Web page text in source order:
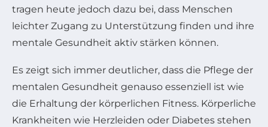
tragen heute jedoch dazu bei, dass Menschen
leichter Zugang zu Unterstützung finden und ihre
mentale Gesundheit aktiv stärken können.
Es zeigt sich immer deutlicher, dass die Pflege der
mentalen Gesundheit genauso essenziell ist wie
die Erhaltung der körperlichen Fitness. Körperliche
Krankheiten wie Herzleiden oder Diabetes stehen